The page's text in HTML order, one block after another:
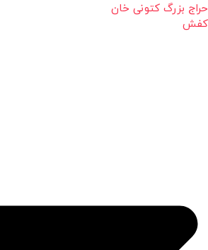
حراج بزرگ کتونی خان
کفش